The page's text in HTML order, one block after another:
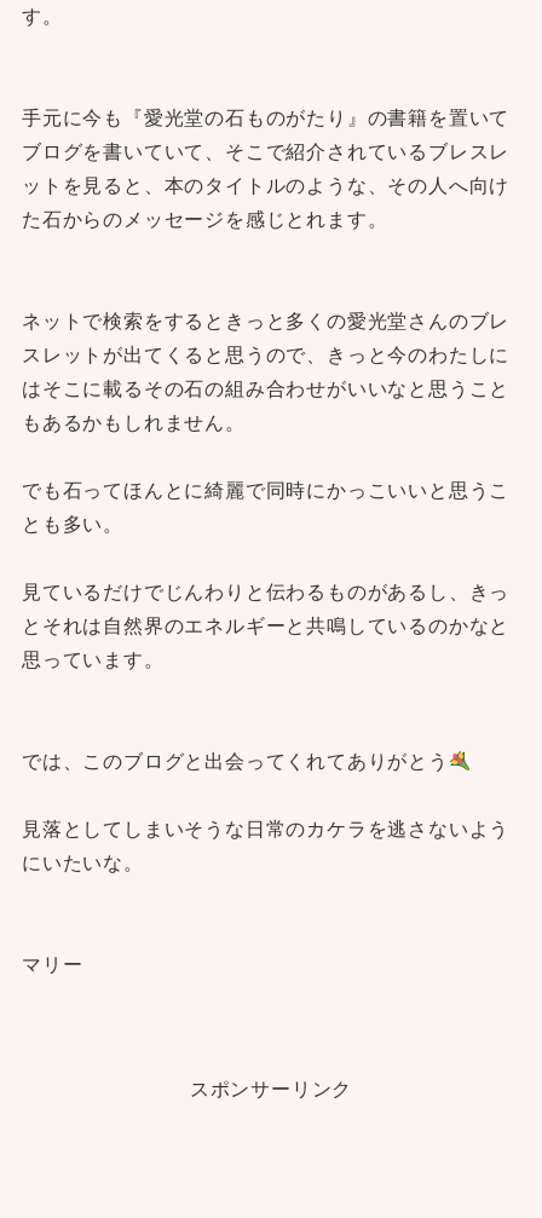
す。
手元に今も『愛光堂の石ものがたり』の書籍を置いて
ブログを書いていて、そこで紹介されているブレスレ
ットを見ると、本のタイトルのような、その人へ向け
た石からのメッセージを感じとれます。
ネットで検索をするときっと多くの愛光堂さんのブレ
スレットが出てくると思うので、きっと今のわたしに
はそこに載るその石の組み合わせがいいなと思うこと
もあるかもしれません。
でも石ってほんとに綺麗で同時にかっこいいと思うこ
とも多い。
見ているだけでじんわりと伝わるものがあるし、きっ
とそれは自然界のエネルギーと共鳴しているのかなと
思っています。
では、このブログと出会ってくれてありがとう
見落としてしまいそうな日常のカケラを逃さないよう
にいたいな。
マリー
スポンサーリンク